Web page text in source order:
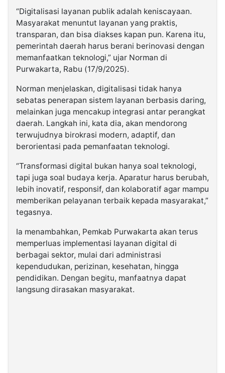
“Digitalisasi layanan publik adalah keniscayaan.
Masyarakat menuntut layanan yang praktis,
transparan, dan bisa diakses kapan pun. Karena itu,
pemerintah daerah harus berani berinovasi dengan
memanfaatkan teknologi,” ujar Norman di
Purwakarta, Rabu (17/9/2025).
Norman menjelaskan, digitalisasi tidak hanya
sebatas penerapan sistem layanan berbasis daring,
melainkan juga mencakup integrasi antar perangkat
daerah. Langkah ini, kata dia, akan mendorong
terwujudnya birokrasi modern, adaptif, dan
berorientasi pada pemanfaatan teknologi.
“Transformasi digital bukan hanya soal teknologi,
tapi juga soal budaya kerja. Aparatur harus berubah,
lebih inovatif, responsif, dan kolaboratif agar mampu
memberikan pelayanan terbaik kepada masyarakat,”
tegasnya.
Ia menambahkan, Pemkab Purwakarta akan terus
memperluas implementasi layanan digital di
berbagai sektor, mulai dari administrasi
kependudukan, perizinan, kesehatan, hingga
pendidikan. Dengan begitu, manfaatnya dapat
langsung dirasakan masyarakat.